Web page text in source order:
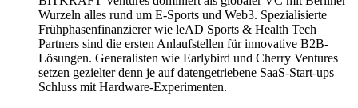
Wurzeln alles rund um E-Sports und Web3. Spezialisierte
Frühphasenfinanzierer wie leAD Sports & Health Tech
Partners sind die ersten Anlaufstellen für innovative B2B-
Lösungen. Generalisten wie Earlybird und Cherry Ventures
setzen gezielter denn je auf datengetriebene SaaS-Start-ups –
Schluss mit Hardware-Experimenten.